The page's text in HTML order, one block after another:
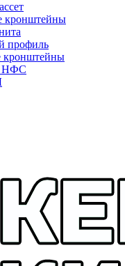
кронштейны
профиль
кронштейны
НФС